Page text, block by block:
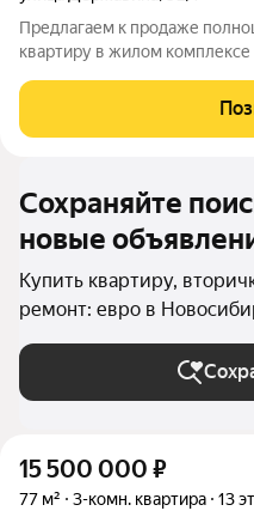
Предлагаем к продаже
квартиру в жилом
застеклена. Собственники -
было, материнский капитал
Сохраняйте
новые
Купить квартиру,
ремонт: евро в
15 500 000 ₽
77 м² 3-комн. квартира 13